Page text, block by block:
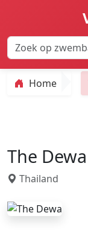
Home
The Dewa
Thailand